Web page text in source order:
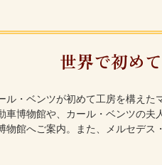
世界で初め
ル・ベンツが初めて工房を構えた
車博物館や、カール・ベンツの
物館へご案内。また、メルセデス